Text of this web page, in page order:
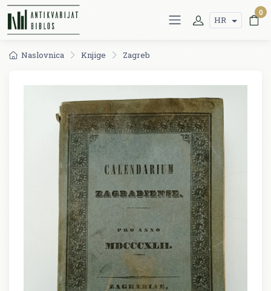
HR
0
Naslovnica Knjige Zagreb